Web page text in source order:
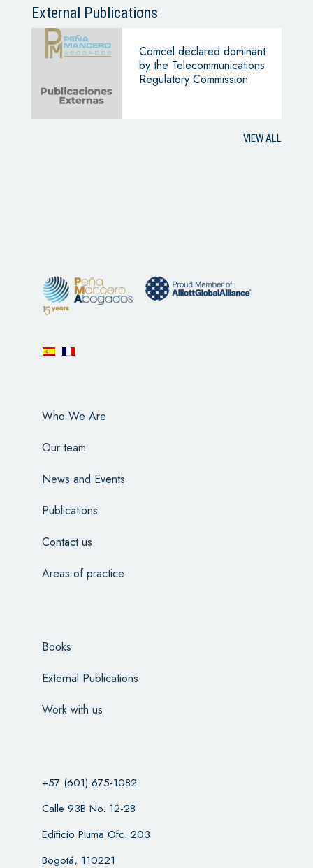
External Publications
Comcel declared dominant
by the Telecommunications
Regulatory Commission
VIEW ALL
Who We Are
Our team
News and Events
Publications
Contact us
Areas of practice
Books
External Publications
Work with us
+57 (601) 675-1082
Calle 93B No. 12-28
Edificio Pluma Ofc. 203
Bogotá, 110221